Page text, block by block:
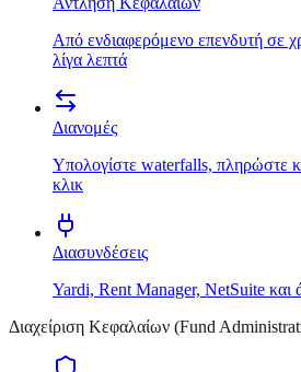
Από ενδιαφερόμενο επενδυτή σε
λίγα λεπτά
Διανομές
Υπολογίστε waterfalls, πληρώστε
κλικ
Διασυνδέσεις
Yardi, Rent Manager, NetSuite και
Διαχείριση Κεφαλαίων (Fund